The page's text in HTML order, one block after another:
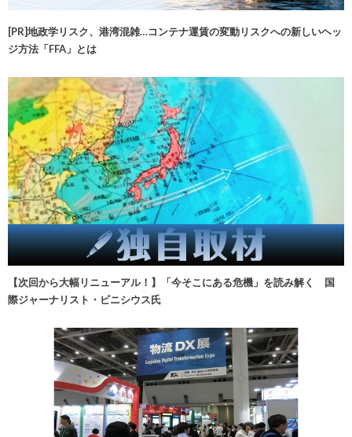
[PR]地政学リスク、港湾混雑…コンテナ運賃の変動リスクへの新しいヘッ
ジ方法「FFA」とは
【次回から大幅リニューアル！】「今そこにある危機」を読み解く 国
際ジャーナリスト・ビニシウス氏